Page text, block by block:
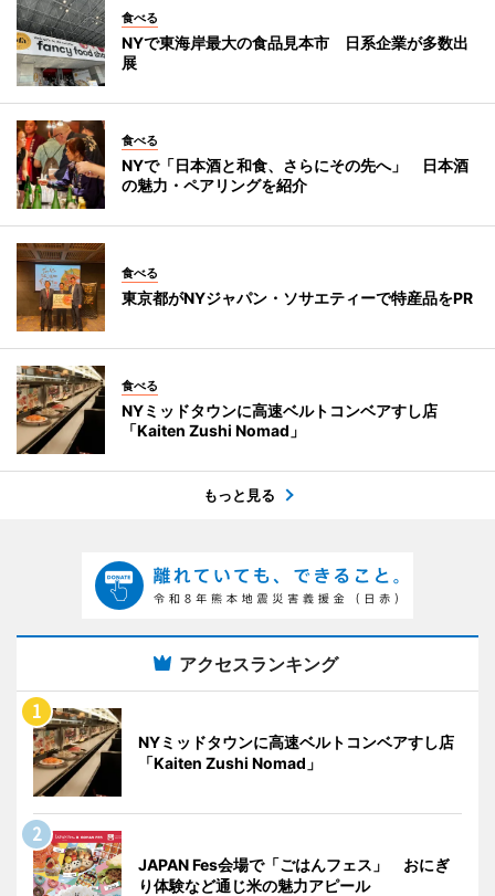
食べる
NYで東海岸最大の食品見本市 日系企業が多数出
展
食べる
NYで「日本酒と和食、さらにその先へ」 日本酒
の魅力・ペアリングを紹介
食べる
東京都がNYジャパン・ソサエティーで特産品をPR
食べる
NYミッドタウンに高速ベルトコンベアすし店
「Kaiten Zushi Nomad」
もっと見る
アクセスランキング
NYミッドタウンに高速ベルトコンベアすし店
「Kaiten Zushi Nomad」
JAPAN Fes会場で「ごはんフェス」 おにぎ
り体験など通じ米の魅力アピール